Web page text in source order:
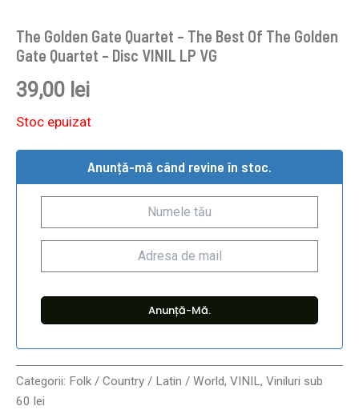
The Golden Gate Quartet – The Best Of The Golden
Gate Quartet – Disc VINIL LP VG
39,00 lei
Stoc epuizat
Anunță-mă când revine în stoc.
Categorii: Folk / Country / Latin / World, VINIL, Viniluri sub
60 lei